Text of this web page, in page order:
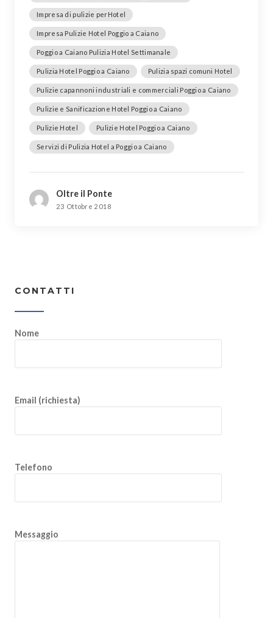
Impresa di pulizie perHotel
Impresa Pulizie Hotel Poggio a Caiano
Poggio a Caiano Pulizia Hotel Settimanale
Pulizia Hotel Poggio a Caiano Pulizia spazi comuni Hotel
Pulizie capannoni industriali e commerciali Poggio a Caiano
Pulizie e Sanificazione Hotel Poggio a Caiano
Pulizie Hotel Pulizie Hotel Poggio a Caiano
Servizi di Pulizia Hotel a Poggio a Caiano
Oltre il Ponte
23 Ottobre 2018
CONTATTI
Nome
Email (richiesta)
Telefono
Messaggio